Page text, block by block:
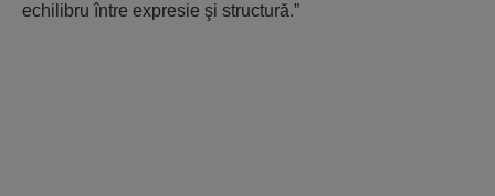
echilibru între expresie şi structură.”